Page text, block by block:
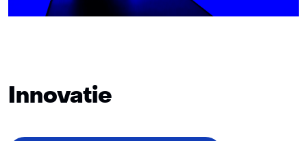
Innovatie